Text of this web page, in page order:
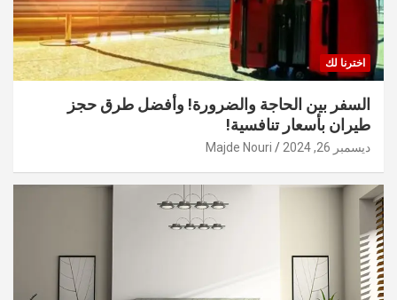
اخترنا لك
السفر بين الحاجة والضرورة! وأفضل طرق حجز
طيران بأسعار تنافسية!
ديسمبر 26, 2024 Majde Nouri